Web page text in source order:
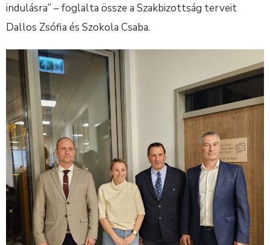
indulásra” – foglalta össze a Szakbizottság terveit
Dallos Zsófia és Szokola Csaba.